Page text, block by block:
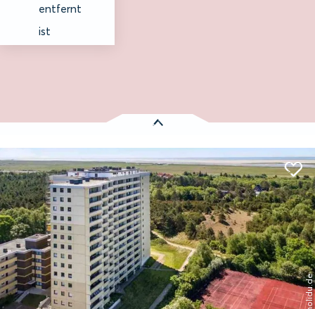
entfernt
ist
Wohnung 65 (ID 062)
St. Peter-Ording Entfernung anzeigen
© holidu.de